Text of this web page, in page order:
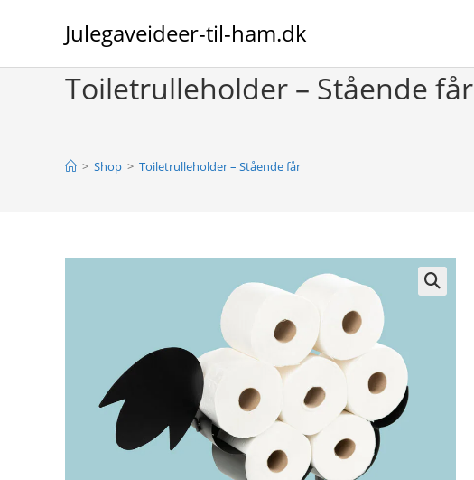
Julegaveideer-til-ham.dk
Toiletrulleholder – Stående får
> Shop > Toiletrulleholder – Stående får